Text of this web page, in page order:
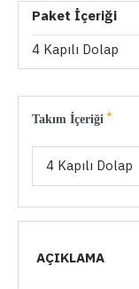
Paket İçeriği
4 Kapılı Dolap
Takım İçeriği
4 Kapılı Dolap
AÇIKLAMA